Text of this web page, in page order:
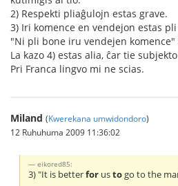
2) Respekti pliaĝulojn estas grave.
3) Iri komence en vendejon estas
"Ni pli bone iru vendejen
La kazo 4) estas alia, ĉar tie
Pri Franca lingvo mi ne scias.
Miland (Kwerekana umwidondoro)
12 Ruhuhuma 2009 11:36:02
eikored85:
3) "It is betterfor ustogo to the